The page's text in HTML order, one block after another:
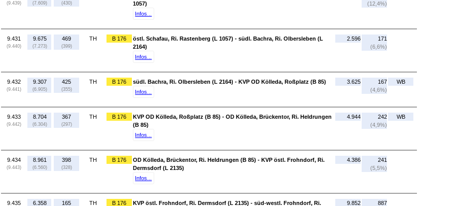
(9.439) (7.609) (430)
1057)
Infos...
(12,4%)
9.431
(9.440)
9.675
(7.273)
469
(399)
TH B 176
östl. Schafau, Ri. Rastenberg (L 1057) - südl. Bachra, Ri. Olbersleben (L
2164)
Infos...
2.596
171
(6,6%)
9.432
(9.441)
9.307
(6.905)
425
(355)
TH B 176
südl. Bachra, Ri. Olbersleben (L 2164) - KVP OD Kölleda, Roßplatz (B 85)
Infos...
3.625
167
(4,6%)
WB
9.433
(9.442)
8.704
(6.304)
367
(297)
TH B 176
KVP OD Kölleda, Roßplatz (B 85) - OD Kölleda, Brückentor, Ri. Heldrungen
(B 85)
Infos...
4.944
242
(4,9%)
WB
9.434
(9.443)
8.961
(6.560)
398
(328)
TH B 176
OD Kölleda, Brückentor, Ri. Heldrungen (B 85) - KVP östl. Frohndorf, Ri.
Dermsdorf (L 2135)
Infos...
4.386
241
(5,5%)
9.435 6.358 165 TH B 176 KVP östl. Frohndorf, Ri. Dermsdorf (L 2135) - süd-westl. Frohndorf, Ri. 9.852 887